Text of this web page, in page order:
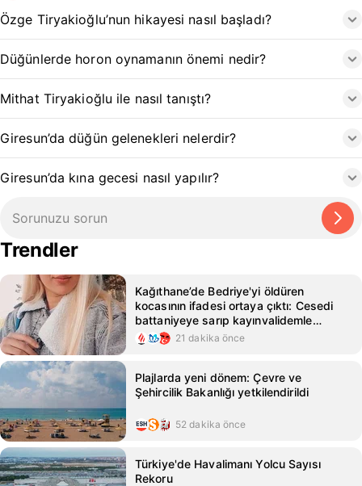
Özge Tiryakioğlu’nun hikayesi nasıl başladı?
Düğünlerde horon oynamanın önemi nedir?
Mithat Tiryakioğlu ile nasıl tanıştı?
Giresun’da düğün gelenekleri nelerdir?
Giresun’da kına gecesi nasıl yapılır?
Trendler
Kağıthane’de Bedriye'yi öldüren
kocasının ifadesi ortaya çıktı: Cesedi
battaniyeye sarıp kayınvalidemle
sohbet ettim21 dakika önce
Plajlarda yeni dönem: Çevre ve
Şehircilik Bakanlığı yetkilendirildi
52 dakika önce
Türkiye'de Havalimanı Yolcu Sayısı
Rekoru